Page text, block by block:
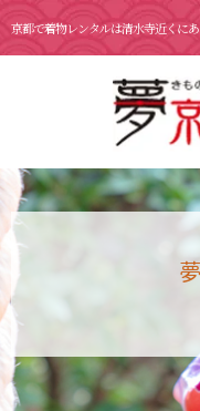
京都で着物レンタルは清水寺近くに
京都の着物レンタル 夢京都
ンタル 夢京都高台寺